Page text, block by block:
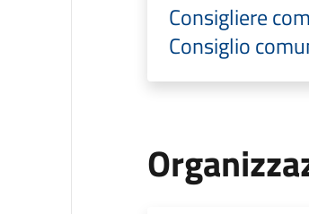
Consigliere
Consiglio